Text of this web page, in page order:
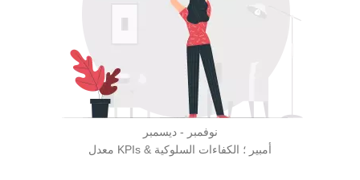
نوفمبر - ديسمبر
معدل KPIs & أمبير ؛ الكفاءات السلوكية